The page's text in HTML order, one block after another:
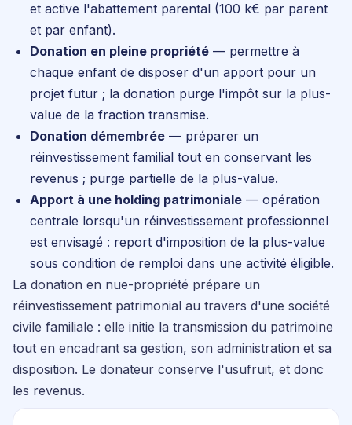
et active l'abattement parental (100 k€ par parent
et par enfant).
Donation en pleine propriété — permettre à
chaque enfant de disposer d'un apport pour un
projet futur ; la donation purge l'impôt sur la plus-
value de la fraction transmise.
Donation démembrée — préparer un
réinvestissement familial tout en conservant les
revenus ; purge partielle de la plus-value.
Apport à une holding patrimoniale — opération
centrale lorsqu'un réinvestissement professionnel
est envisagé : report d'imposition de la plus-value
sous condition de remploi dans une activité éligible.
La donation en nue-propriété prépare un
réinvestissement patrimonial au travers d'une société
civile familiale : elle initie la transmission du patrimoine
tout en encadrant sa gestion, son administration et sa
disposition. Le donateur conserve l'usufruit, et donc
les revenus.